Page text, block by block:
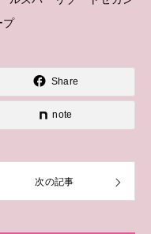
プ
Share
note
次の記事